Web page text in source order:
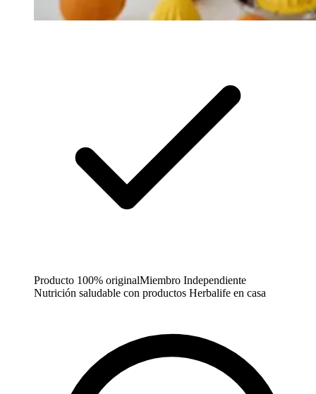
Producto 100% originalMiembro Independiente
Nutrición saludable con productos Herbalife en casa